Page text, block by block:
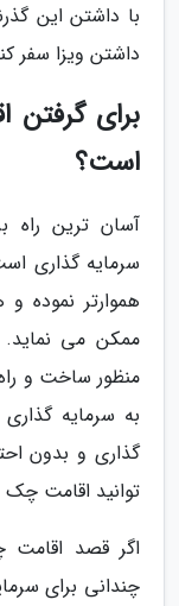
داشتن ویزا سفر
برای
است؟
آسان ترین راه
سرمایه گذاری
هموارتر نموده
ممکن می نماید.
منظور ساخت و
به سرمایه گذاری
گذاری و بدون
توانید اقامت
اگر قصد اقامت
چندانی برای